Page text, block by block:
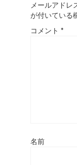
メールアドレ
が付いている
コメント *
名前